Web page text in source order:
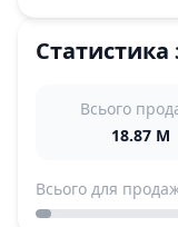
Статистика
Всього
18.87 M
Всього для